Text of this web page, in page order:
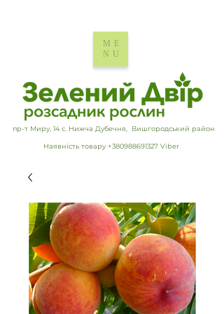
пр-т Миру, 14 с. Нижча Дубечня, Вишгородський район
Наявність товару +380988691327 Viber
ME
NU